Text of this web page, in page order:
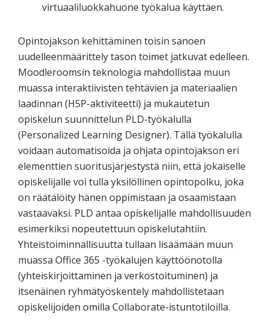
virtuaaliluokkahuone työkalua käyttäen.
Opintojakson kehittäminen toisin sanoen
uudelleenmäärittely tason toimet jatkuvat edelleen.
Moodleroomsin teknologia mahdollistaa muun
muassa interaktiivisten tehtävien ja materiaalien
laadinnan (H5P-aktiviteetti) ja mukautetun
opiskelun suunnittelun PLD-työkalulla
(Personalized Learning Designer). Tällä työkalulla
voidaan automatisoida ja ohjata opintojakson eri
elementtien suoritusjärjestystä niin, että jokaiselle
opiskelijalle voi tulla yksilöllinen opintopolku, joka
on räätälöity hänen oppimistaan ja osaamistaan
vastaavaksi. PLD antaa opiskelijalle mahdollisuuden
esimerkiksi nopeutettuun opiskelutahtiin.
Yhteistoiminnallisuutta tullaan lisäämään muun
muassa Office 365 -työkalujen käyttöönotolla
(yhteiskirjoittaminen ja verkostoituminen) ja
itsenäinen ryhmätyöskentely mahdollistetaan
opiskelijoiden omilla Collaborate-istuntotiloilla.